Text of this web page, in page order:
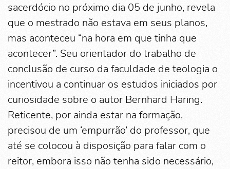
sacerdócio no próximo dia 05 de junho, revela
que o mestrado não estava em seus planos,
mas aconteceu “na hora em que tinha que
acontecer”. Seu orientador do trabalho de
conclusão de curso da faculdade de teologia o
incentivou a continuar os estudos iniciados por
curiosidade sobre o autor Bernhard Haring.
Reticente, por ainda estar na formação,
precisou de um ‘empurrão’ do professor, que
até se colocou à disposição para falar com o
reitor, embora isso não tenha sido necessário,